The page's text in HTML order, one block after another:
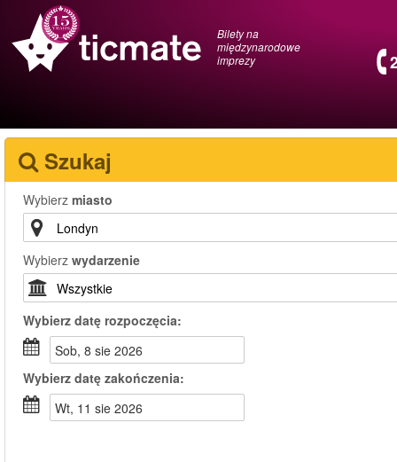
Bilety na
międzynarodowe
imprezy
Szukaj
Wybierz miasto
Wybierz wydarzenie
Wybierz datę rozpoczęcia:
sob, 8 sie 2026
Wybierz datę zakończenia:
wt, 11 sie 2026